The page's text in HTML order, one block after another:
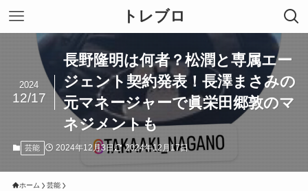
トレブロ
長野隆明は何者？松潤と専属エー
ジェント契約発表！長澤まさみの
元マネージャーで眞栄田郷敦のマ
ネジメントも
2024
12/17
芸能 2024年12月3日 2024年12月17日
ホーム 芸能